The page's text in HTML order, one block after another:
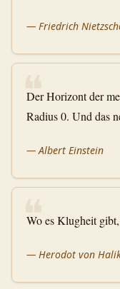
— Friedrich
❝
Der Horizont der
Radius 0. Und das
—Albert Einstein
❝
Wo es Klugheit
— Herodot von